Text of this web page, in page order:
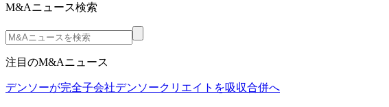
M&Aニュース検索
注目のM&Aニュース
デンソーが完全子会社デンソークリエイトを吸収合併へ